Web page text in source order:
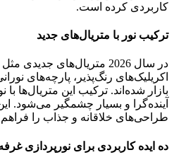
کاربردی کرده است.
ترکیب نور با متریال‌های جدید
در سال 2026 متریال‌های
اکریلیک‌های رنگ‌پذیر، پارچه‌های
بازار شده‌اند. ترکیب این متریال‌ها
آینده‌گرا و بسیار چشمگیر می‌شود.
طراحی‌های خلاقانه و جذاب را
ده ایده کاربردی برای نورپردازی غرفه در